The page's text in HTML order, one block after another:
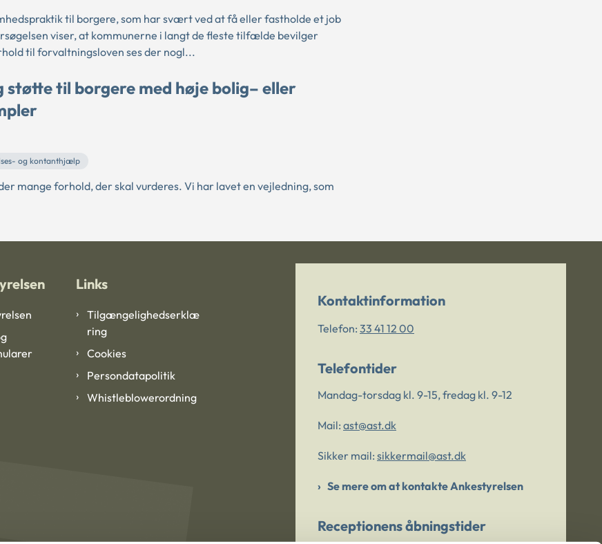
til borgere, som har svært ved at få eller fastholde et job
viser, at kommunerne i langt de fleste tilfælde bevilger
til forvaltningsloven ses der nogl...
til borgere med høje bolig– eller
og kontanthjælp
mange forhold, der skal vurderes. Vi har lavet en vejledning, som
Links
Tilgængelighedserklæ
ring
Cookies
Persondatapolitik
Whistleblowerordning
Kontaktinformation
Telefon: 33 41 12 00
Telefontider
Mandag-torsdag kl. 9-15, fredag kl. 9-12
Mail: ast@ast.dk
Sikker mail: sikkermail@ast.dk
Se mere om at kontakte Ankestyrelsen
Receptionens åbningstider